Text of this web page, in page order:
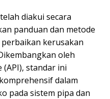
diakui secara
panduan dan metode
kerusakan
oleh
standar ini
dalam
pada sistem pipa dan